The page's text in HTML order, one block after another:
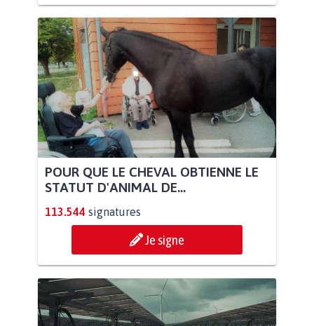
POUR QUE LE CHEVAL OBTIENNE LE
STATUT D'ANIMAL DE...
113.544 signatures
Je signe